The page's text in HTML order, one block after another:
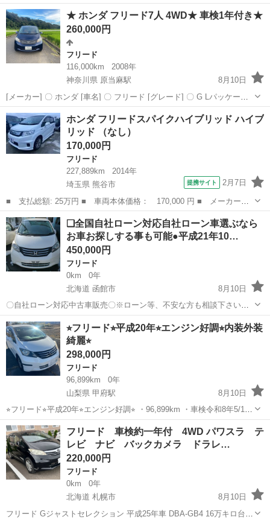
社ローン対応可能です● ・勤続年数の短い方や自営業
の方 ・パートやアルバイト勤務の主婦の方や派遣社員の方 ・自...
茨城 土浦市 フリード 車両
★ ホンダ フリード7人 4WD★ 車検1年付き★
260,000円
フリード
116,000km
2008年
神奈川県 原当麻駅
8月10日
[メーカー] 〇 ホンダ [車名] 〇 フリード [グレード] 〇 G Lパッケージ
4WD [型式] 〇 DBA-GB4 [初年度登録年月] 〇 H20/10 [走行距離] 〇
1...
神奈川 相模原市 原当麻駅 フリード 走行距離
ホンダ フリードスパイクハイブリッド ハイブ
リッド （なし）
170,000円
フリード
227,889km
2014年
埼玉県 熊谷市
提携サイト 2月7日
■ 支払総額: 25万円 ■ 車両本体価格： 170,000 円 ■ メーカー
名： ホンダ ■ 車種名： フリードスパイクハイブリッド ■ グレ
ード名： ハイブリッド ■ 排気量： 1500cc ■ ドア枚数： 5D
■ ...
埼玉 熊谷市 フリード
❑全国自社ローン対応自社ローン車選ぶなら
お車お探しする事も可能●平成21年10…
450,000円
フリード
0km
0年
北海道 函館市
8月10日
〇自社ローン対応中古車販売〇※ローン等、不安な方も相談下さい※
☆どなたでもローン対応可能☆ １、勤続年数の短い方
や自営業の方 ２、パートをされる主婦の方や派遣社員の方 ３、自己破
産等をされた方や...
北海道 函館市 フリード ローン
⭐︎フリード⭐︎平成20年⭐︎エンジン好調⭐︎内装外装
綺麗⭐︎
298,000円
フリード
96,899km
0年
山梨県 甲府駅
8月10日
⭐︎フリード⭐︎平成20年⭐︎エンジン好調⭐︎ ・96,899km ・車検令和8年5/11
☑️ 山梨県内であれば、陸送費・交通費は一切いただきません。 ☑️ 不透
明な事務手数料などの追加費用も一切ありません。...
山梨 甲府市 甲府駅 フリード エンジン
フリード 車検約一年付 4WD パワスラ テ
レビ ナビ バックカメラ ドラレ…
220,000円
フリード
0km
0年
北海道 札幌市
8月10日
フリード Gジャストセレクション 平成25年車 DBA-GB4 16万キロ台